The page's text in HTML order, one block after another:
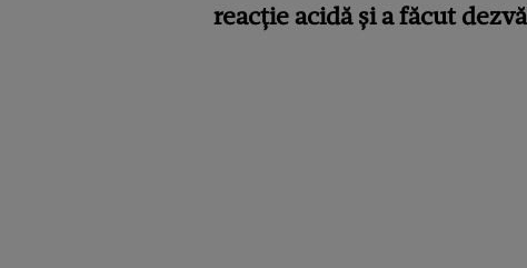
reacție acidă și a făcut